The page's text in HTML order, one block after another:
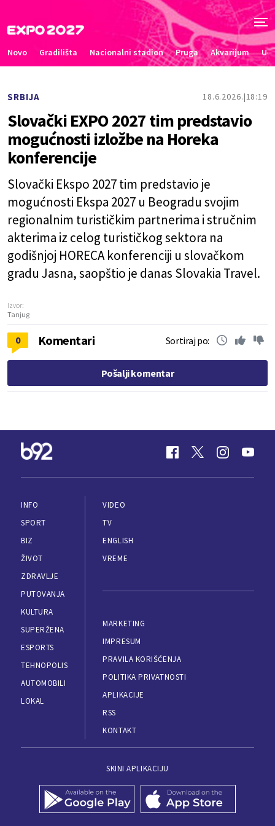
Novo Gradilišta Nacionalni stadion Pruga Akvarijum
SRBIJA 18.6.2026. 18:19
Slovački EXPO 2027 tim predstavio
mogućnosti izložbe na Horeka
konferencije
Slovački Ekspo 2027 tim predstavio je
mogućnosti Ekspa 2027 u Beogradu svojim
regionalnim turističkim partnerima i stručnim
akterima iz celog turističkog sektora na
godišnjoj HORECA konferenciji u slovačkom
gradu Jasna, saopštio je danas Slovakia Travel.
Izvor:
Tanjug
0 Komentari Sortiraj po:
Pošalji komentar
INFO
SPORT
BIZ
ŽIVOT
ZDRAVLJE
PUTOVANJA
KULTURA
SUPERŽENA
ESPORTS
TEHNOPOLIS
AUTOMOBILI
LOKAL
VIDEO
TV
ENGLISH
VREME
MARKETING
IMPRESUM
PRAVILA KORIŠĆENJA
POLITIKA PRIVATNOSTI
APLIKACIJE
RSS
KONTAKT
SKINI APLIKACIJU